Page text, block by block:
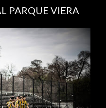
PARQUE VIERA